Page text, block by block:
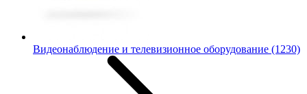
Видеонаблюдение и телевизионное оборудование (1230)